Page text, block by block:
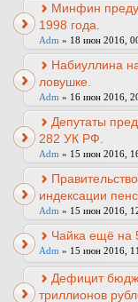
Минфин
1998 года.
Adm » 18 июн 2016,
Набиуллина
ловушке.
Adm » 16 июн 2016,
Депутаты
282 УК РФ.
Adm » 15 июн 2016,
индексации
Adm » 15 июн 2016,
Чайка ещё на
Adm » 15 июн 2016,
Дефицит
триллионов